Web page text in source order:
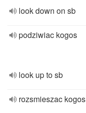
look down on sb
podziwiac kogos
look up to sb
rozsmieszac kogos